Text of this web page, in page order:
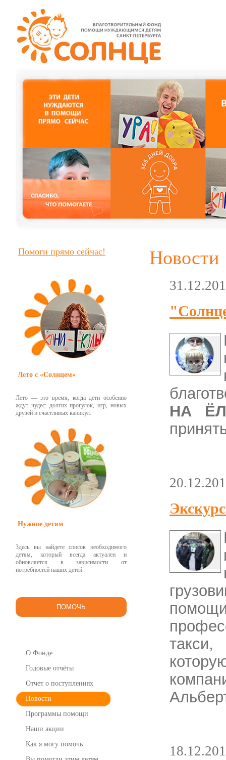
Помоги прямо сейчас!
Лето с «Солнцем»
Лето — это время, когда дети особенно
ждут чудес: долгих прогулок, игр, новых
друзей и счастливых каникул.
Нужное детям
Здесь вы найдете список необходимого
детям, который всегда актуален и
обновляется в зависимости от
потребностей наших детей.
ПОМОЧЬ
О Фонде
Годовые отчёты
Отчет о поступлениях
Новости
Программы помощи
Наши акции
Как я могу помочь
Новости
НА
такси,